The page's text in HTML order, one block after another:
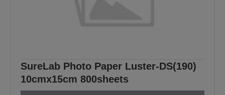
SureLab Photo Paper Luster-DS(190)
10cmx15cm 800sheets